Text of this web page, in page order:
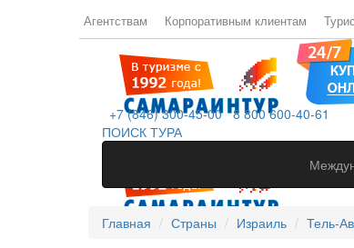
Агентствам Корпоративным клиентам
+7 (846) 300-45-00 8 800 600-40-61
ПОИСК ТУРА
Главная Страны Израиль Тель-